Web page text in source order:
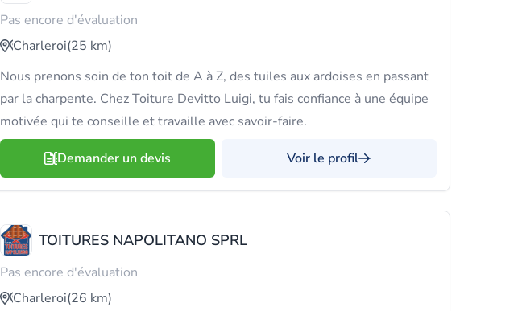
Pas encore d'évaluation
Charleroi(25 km)
Nous prenons soin de ton toit de A à Z, des tuiles aux ardoises en passant
par la charpente. Chez Toiture Devitto Luigi, tu fais confiance à une équipe
motivée qui te conseille et travaille avec savoir-faire.
Demander un devis Voir le profil
TOITURES NAPOLITANO SPRL
Pas encore d'évaluation
Charleroi(26 km)